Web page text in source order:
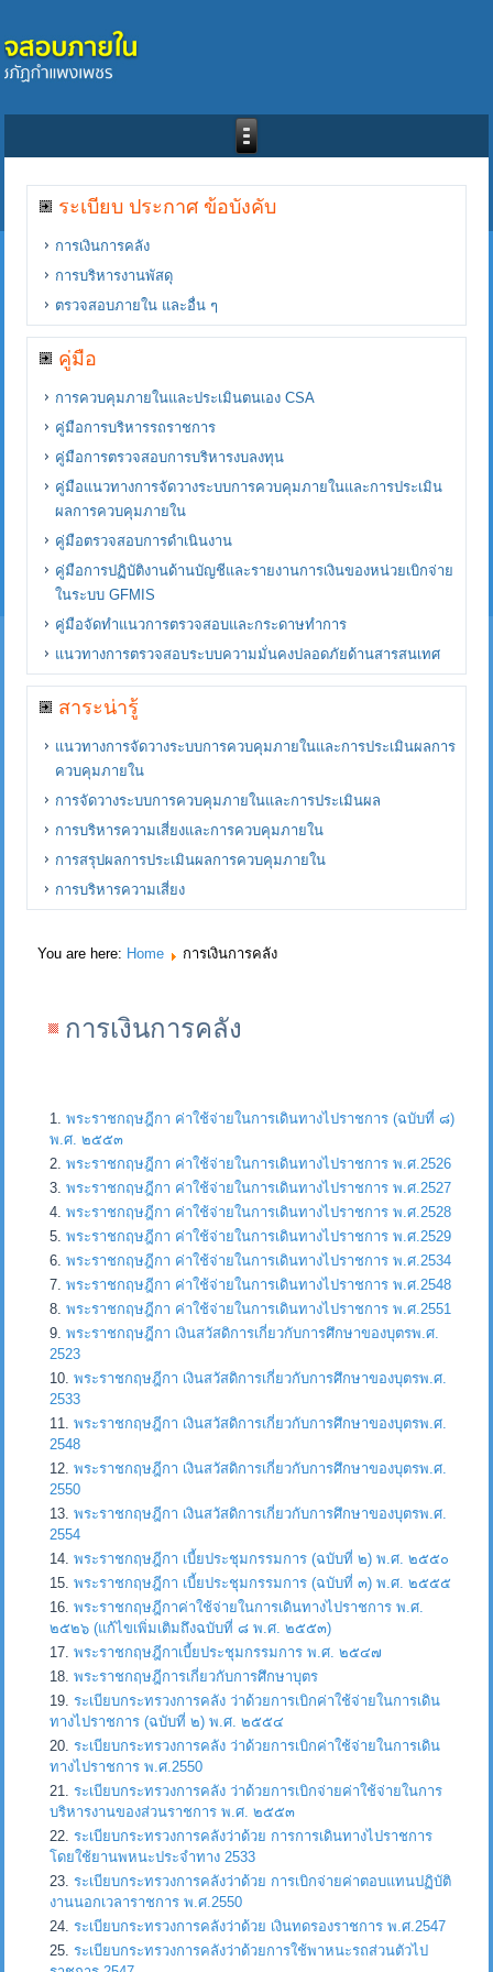
ระเบียบ ประกาศ ข้อบังคับ
การเงินการคลัง
การบริหารงานพัสดุ
ตรวจสอบภายใน และอื่น ๆ
คู่มือ
การควบคุมภายในและประเมินตนเอง CSA
คู่มือการบริหารรถราชการ
คู่มือการตรวจสอบการบริหารงบลงทุน
คู่มือแนวทางการจัดวางระบบการควบคุมภายในและการประเมิน
ผลการควบคุมภายใน
คู่มือตรวจสอบการดำเนินงาน
คู่มือการปฏิบัติงานด้านบัญชีและรายงานการเงินของหน่วยเบิกจ่าย
ในระบบ GFMIS
คู่มือจัดทำแนวการตรวจสอบและกระดาษทำการ
แนวทางการตรวจสอบระบบความมั่นคงปลอดภัยด้านสารสนเทศ
สาระน่ารู้
แนวทางการจัดวางระบบการควบคุมภายในและการประเมินผลการ
ควบคุมภายใน
การจัดวางระบบการควบคุมภายในและการประเมินผล
การบริหารความเสี่ยงและการควบคุมภายใน
การสรุปผลการประเมินผลการควบคุมภายใน
การบริหารความเสี่ยง
You are here: Home การเงินการคลัง
การเงินการคลัง
พระราชกฤษฎีกา ค่าใช้จ่ายในการเดินทางไปราชการ (ฉบับที่ ๘)
พ.ศ. ๒๕๕๓
พระราชกฤษฎีกา ค่าใช้จ่ายในการเดินทางไปราชการ พ.ศ.2526
พระราชกฤษฎีกา ค่าใช้จ่ายในการเดินทางไปราชการ พ.ศ.2527
พระราชกฤษฎีกา ค่าใช้จ่ายในการเดินทางไปราชการ พ.ศ.2528
พระราชกฤษฎีกา ค่าใช้จ่ายในการเดินทางไปราชการ พ.ศ.2529
พระราชกฤษฎีกา ค่าใช้จ่ายในการเดินทางไปราชการ พ.ศ.2534
พระราชกฤษฎีกา ค่าใช้จ่ายในการเดินทางไปราชการ พ.ศ.2548
พระราชกฤษฎีกา ค่าใช้จ่ายในการเดินทางไปราชการ พ.ศ.2551
พระราชกฤษฎีกา เงินสวัสดิการเกี่ยวกับการศึกษาของบุตรพ.ศ.
2523
พระราชกฤษฎีกา เงินสวัสดิการเกี่ยวกับการศึกษาของบุตรพ.ศ.
2533
พระราชกฤษฎีกา เงินสวัสดิการเกี่ยวกับการศึกษาของบุตรพ.ศ.
2548
พระราชกฤษฎีกา เงินสวัสดิการเกี่ยวกับการศึกษาของบุตรพ.ศ.
2550
พระราชกฤษฎีกา เงินสวัสดิการเกี่ยวกับการศึกษาของบุตรพ.ศ.
2554
พระราชกฤษฎีกา เบี้ยประชุมกรรมการ (ฉบับที่ ๒) พ.ศ. ๒๕๕๐
พระราชกฤษฎีกา เบี้ยประชุมกรรมการ (ฉบับที่ ๓) พ.ศ. ๒๕๕๕
พระราชกฤษฎีกาค่าใช้จ่ายในการเดินทางไปราชการ พ.ศ.
๒๕๒๖ (แก้ไขเพิ่มเติมถึงฉบับที่ ๘ พ.ศ. ๒๕๕๓)
พระราชกฤษฎีกาเบี้ยประชุมกรรมการ พ.ศ. ๒๕๔๗
พระราชกฤษฎีการเกี่ยวกับการศึกษาบุตร
ระเบียบกระทรวงการคลัง ว่าด้วยการเบิกค่าใช้จ่ายในการเดิน
ทางไปราชการ (ฉบับที่ ๒) พ.ศ. ๒๕๕๔
ระเบียบกระทรวงการคลัง ว่าด้วยการเบิกค่าใช้จ่ายในการเดิน
ทางไปราชการ พ.ศ.2550
ระเบียบกระทรวงการคลัง ว่าด้วยการเบิกจ่ายค่าใช้จ่ายในการ
บริหารงานของส่วนราชการ พ.ศ. ๒๕๕๓
ระเบียบกระทรวงการคลังว่าด้วย การการเดินทางไปราชการ
โดยใช้ยานพหนะประจำทาง 2533
ระเบียบกระทรวงการคลังว่าด้วย การเบิกจ่ายค่าตอบแทนปฏิบัติ
งานนอกเวลาราชการ พ.ศ.2550
ระเบียบกระทรวงการคลังว่าด้วย เงินทดรองราชการ พ.ศ.2547
ระเบียบกระทรวงการคลังว่าด้วยการใช้พาหนะรถส่วนตัวไป